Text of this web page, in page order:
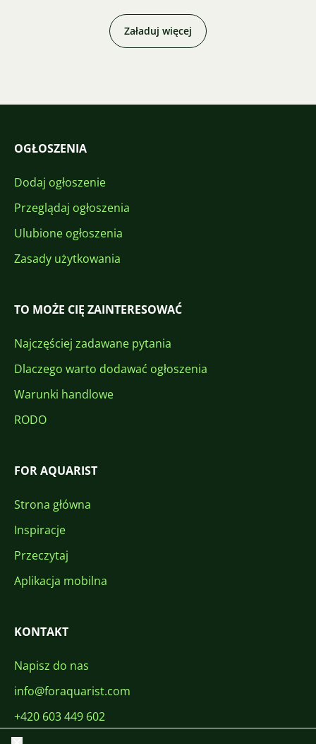
Załaduj więcej
OGŁOSZENIA
Dodaj ogłoszenie
Przeglądaj ogłoszenia
Ulubione ogłoszenia
Zasady użytkowania
TO MOŻE CIĘ ZAINTERESOWAĆ
Najczęściej zadawane pytania
Dlaczego warto dodawać ogłoszenia
Warunki handlowe
RODO
FOR AQUARIST
Strona główna
Inspiracje
Przeczytaj
Aplikacja mobilna
KONTAKT
Napisz do nas
info@foraquarist.com
+420 603 449 602